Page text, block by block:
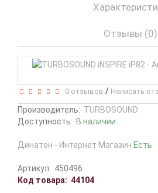
Отзывы (0)
0 отзывов / Написать
Производитель: TURBOSOUND
Доступность: В наличии
Динатон - Интернет Магазин Есть
Артикул: 450496
Код товара: 44104